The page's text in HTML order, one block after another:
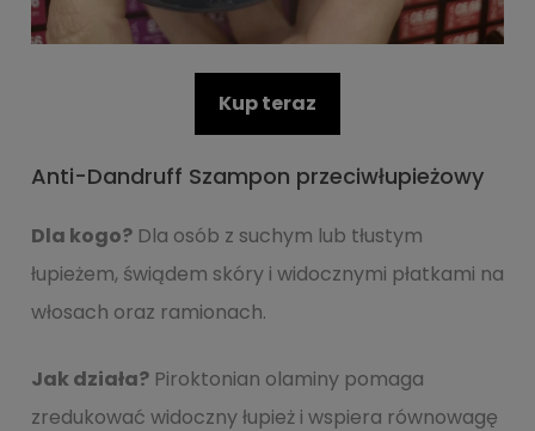
Kup teraz
Anti-Dandruff Szampon przeciwłupieżowy
Dla kogo? Dla osób z suchym lub tłustym
łupieżem, świądem skóry i widocznymi płatkami na
włosach oraz ramionach.
Jak działa? Piroktonian olaminy pomaga
zredukować widoczny łupież i wspiera równowagę